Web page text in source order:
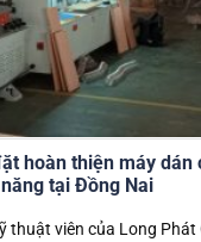
hoàn thiện máy dán
năng tại Đồng Nai
thuật viên của Long Phát